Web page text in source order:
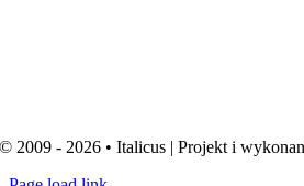
© 2009 - 2026 • Italicus | Projekt i